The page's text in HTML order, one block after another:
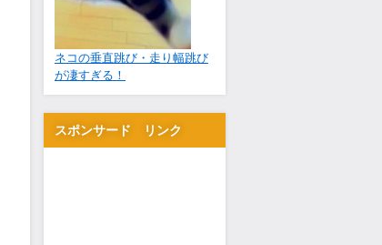
ネコの垂直跳び・走り幅跳び
が凄すぎる！
スポンサード リンク